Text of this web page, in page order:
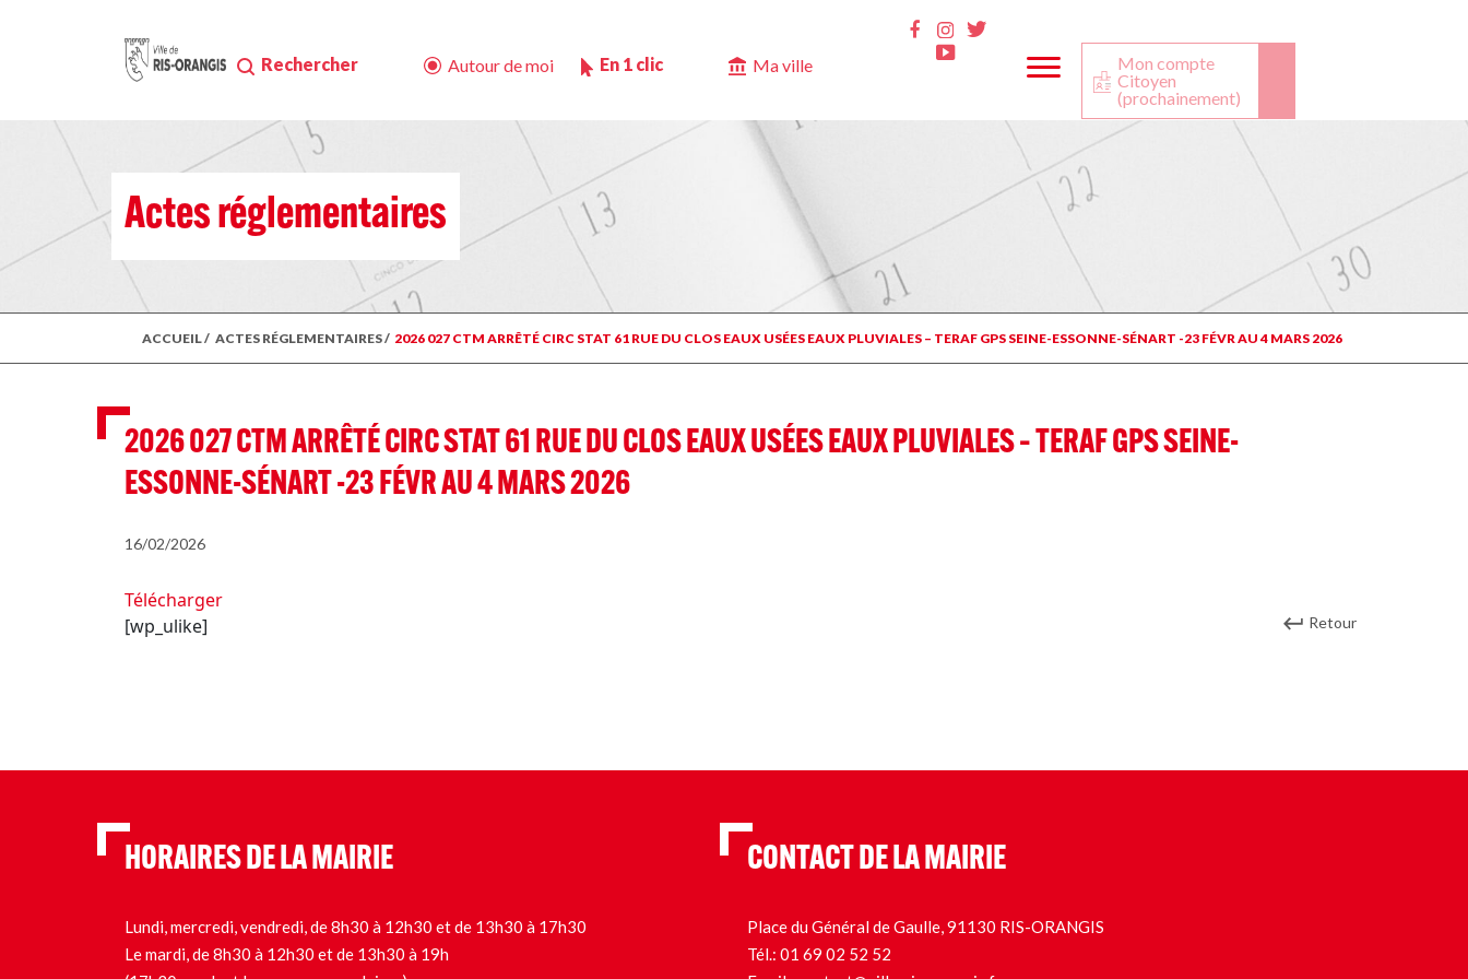
Rechercher Autour de moi En 1 clic Ma ville
Facebook
InstaTwitter
Youtube
Mon compte
Citoyen
(prochainement)
Actes réglementaires
ACCUEIL/ ACTES RÉGLEMENTAIRES/ 2026 027 CTM ARRÊTÉ CIRC STAT 61 RUE DU CLOS EAUX USÉES EAUX PLUVIALES – TERAF GPS SEINE-ESSONNE-SÉNART -23 FÉVR AU 4 MARS 2026
2026 027 CTM ARRÊTÉ CIRC STAT 61 RUE DU CLOS EAUX USÉES EAUX PLUVIALES – TERAF GPS SEINE-
ESSONNE-SÉNART -23 FÉVR AU 4 MARS 2026
16/02/2026
Télécharger
[wp_ulike]
Retour
HORAIRES DE LA MAIRIE
Lundi, mercredi, vendredi, de 8h30 à 12h30 et de 13h30 à 17h30
Le mardi, de 8h30 à 12h30 et de 13h30 à 19h
CONTACT DE LA MAIRIE
Place du Général de Gaulle, 91130 RIS-ORANGIS
Tél.: 01 69 02 52 52